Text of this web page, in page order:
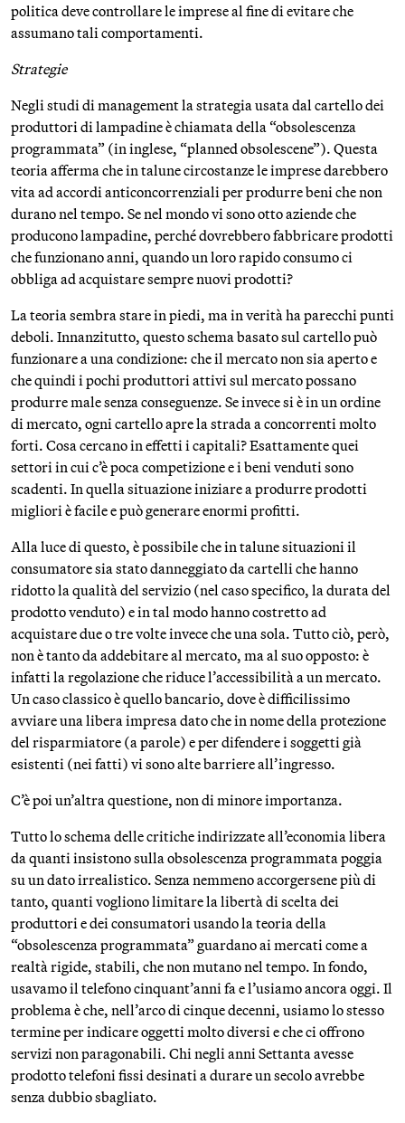
politica deve controllare le imprese al fine di evitare che
assumano tali comportamenti.
Strategie
Negli studi di management la strategia usata dal cartello dei
produttori di lampadine è chiamata della “obsolescenza
programmata” (in inglese, “planned obsolescene”). Questa
teoria afferma che in talune circostanze le imprese darebbero
vita ad accordi anticoncorrenziali per produrre beni che non
durano nel tempo. Se nel mondo vi sono otto aziende che
producono lampadine, perché dovrebbero fabbricare prodotti
che funzionano anni, quando un loro rapido consumo ci
obbliga ad acquistare sempre nuovi prodotti?
La teoria sembra stare in piedi, ma in verità ha parecchi punti
deboli. Innanzitutto, questo schema basato sul cartello può
funzionare a una condizione: che il mercato non sia aperto e
che quindi i pochi produttori attivi sul mercato possano
produrre male senza conseguenze. Se invece si è in un ordine
di mercato, ogni cartello apre la strada a concorrenti molto
forti. Cosa cercano in effetti i capitali? Esattamente quei
settori in cui c’è poca competizione e i beni venduti sono
scadenti. In quella situazione iniziare a produrre prodotti
migliori è facile e può generare enormi profitti.
Alla luce di questo, è possibile che in talune situazioni il
consumatore sia stato danneggiato da cartelli che hanno
ridotto la qualità del servizio (nel caso specifico, la durata del
prodotto venduto) e in tal modo hanno costretto ad
acquistare due o tre volte invece che una sola. Tutto ciò, però,
non è tanto da addebitare al mercato, ma al suo opposto: è
infatti la regolazione che riduce l’accessibilità a un mercato.
Un caso classico è quello bancario, dove è difficilissimo
avviare una libera impresa dato che in nome della protezione
del risparmiatore (a parole) e per difendere i soggetti già
esistenti (nei fatti) vi sono alte barriere all’ingresso.
C’è poi un’altra questione, non di minore importanza.
Tutto lo schema delle critiche indirizzate all’economia libera
da quanti insistono sulla obsolescenza programmata poggia
su un dato irrealistico. Senza nemmeno accorgersene più di
tanto, quanti vogliono limitare la libertà di scelta dei
produttori e dei consumatori usando la teoria della
“obsolescenza programmata” guardano ai mercati come a
realtà rigide, stabili, che non mutano nel tempo. In fondo,
usavamo il telefono cinquant’anni fa e l’usiamo ancora oggi. Il
problema è che, nell’arco di cinque decenni, usiamo lo stesso
termine per indicare oggetti molto diversi e che ci offrono
servizi non paragonabili. Chi negli anni Settanta avesse
prodotto telefoni fissi desinati a durare un secolo avrebbe
senza dubbio sbagliato.